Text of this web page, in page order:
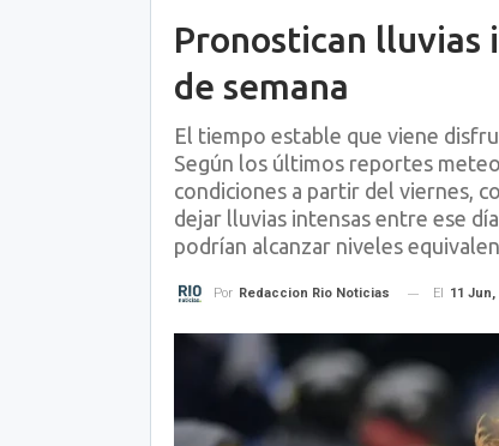
Pronostican lluvias
de semana
El tiempo estable que viene
Según los últimos reportes
condiciones a partir del viernes,
dejar lluvias intensas entre ese
podrían alcanzar niveles
Por Redaccion Rio Noticias El 11 Jun,